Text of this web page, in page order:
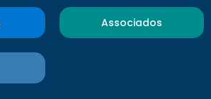
Associados